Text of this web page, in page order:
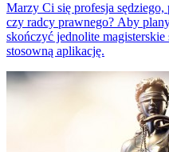
Marzy Ci się profesja
czy radcy prawnego? Aby
skończyć jednolite
stosowną aplikację.